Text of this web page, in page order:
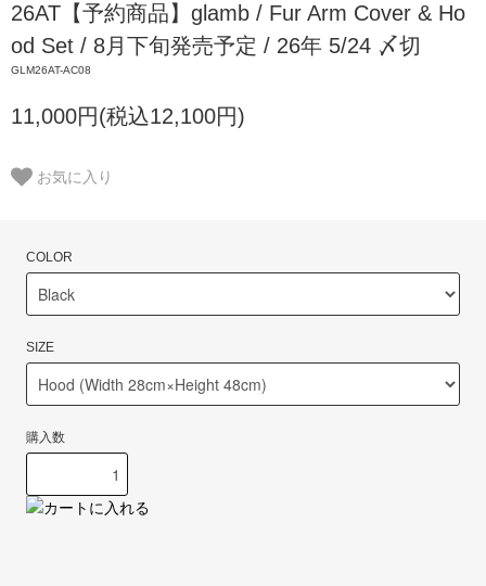
26AT【予約商品】glamb / Fur Arm Cover & Ho
od Set / 8月下旬発売予定 / 26年 5/24 〆切
GLM26AT-AC08
11,000円(税込12,100円)
お気に入り
COLOR
SIZE
購入数